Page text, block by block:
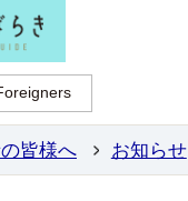
皆様へ お知らせ